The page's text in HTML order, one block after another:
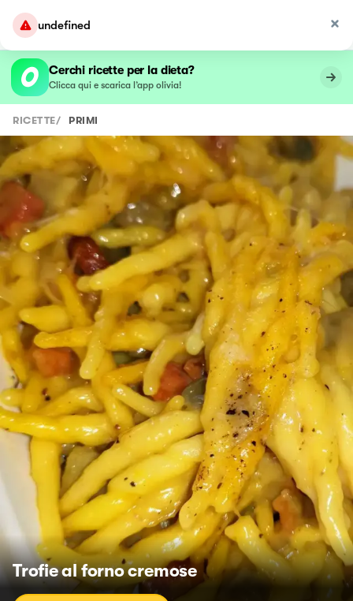
undefined
Cerchi ricette per la dieta?
Clicca qui e scarica l’app olivia!
RICETTE/ PRIMI
Trofie al forno cremose